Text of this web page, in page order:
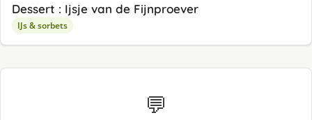
Dessert : Ijsje van de Fijnproever
IJs & sorbets
💬